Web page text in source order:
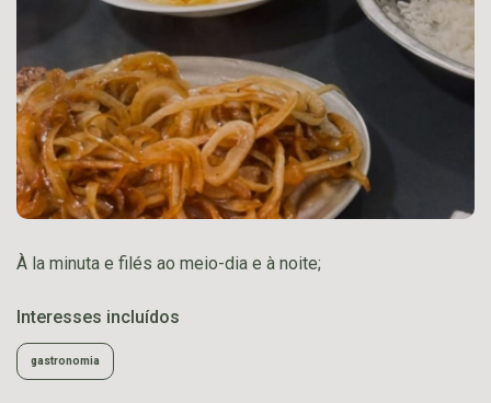
À la minuta e filés ao meio-dia e à noite;
Interesses incluídos
gastronomia